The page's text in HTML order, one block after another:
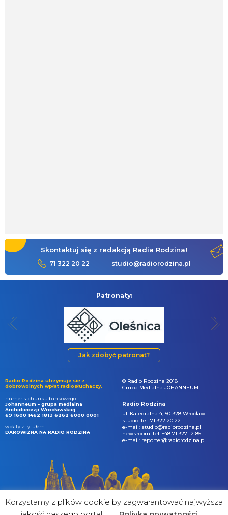
Skontaktuj się z redakcją Radia Rodzina!
71 322 20 22 studio@radiorodzina.pl
Patronaty:
Jak zdobyć patronat?
Radio Rodzina utrzymuje się z
dobrowolnych wpłat radiosłuchaczy.
numer rachunku bankowego:
Johanneum - grupa medialna
Archidiecezji Wrocławskiej
69 1600 1462 1813 6262 6000 0001
wpłaty z tytułem:
DAROWIZNA NA RADIO RODZINA
© Radio Rodzina 2018 |
Grupa Medialna JOHANNEUM
Radio Rodzina
ul. Katedralna 4, 50-328 Wrocław
studio: tel. 71 322 20 22
e-mail: studio@radiorodzina.pl
newsroom: tel. +48 71 327 12 85
e-mail: reporter@radiorodzina.pl
Korzystamy z plików cookie by zagwarantować najwyższa